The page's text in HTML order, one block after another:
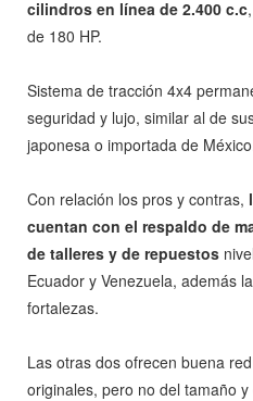
cilindros en línea de 2.400 c.c
de 180 HP.
Sistema de tracción 4x4
seguridad y lujo, similar al de
japonesa o importada de
Con relación los pros y contras,
cuentan con el respaldo de
de talleres y de repuestos
Ecuador y Venezuela, además
fortalezas.
Las otras dos ofrecen buena
originales, pero no del tamaño